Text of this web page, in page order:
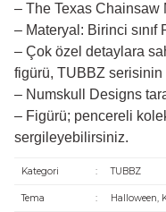
– The Texas Chainsaw
– Materyal: Birinci sınıf
– Çok özel detaylara
figürü, TUBBZ serisinin
– Numskull Designs
– Figürü; pencereli
sergileyebilirsiniz.
Kategori : TUBBZ
Tema : Halloween,